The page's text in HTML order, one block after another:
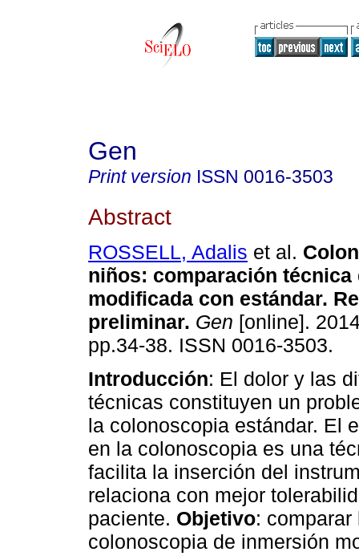
Gen
Print version ISSN 0016-3503
Abstract
ROSSELL, Adalis et al.
niños: comparación técnica
modificada con estándar.
preliminar. Gen [online].
pp.34-38. ISSN 0016-3503.
Introducción: El dolor y las
técnicas constituyen un
la colonoscopia estándar. El
en la colonoscopia es una
facilita la inserción del
relaciona con mejor
paciente. Objetivo: comparar
colonoscopia de inmersión